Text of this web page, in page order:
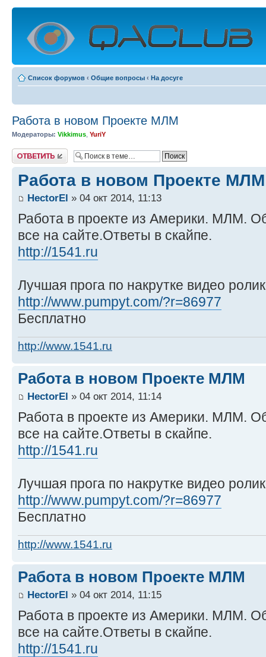
Список форумов ‹ Общие вопросы ‹ На досуге
Работа в новом Проекте МЛМ
Модераторы: Vikkimus YuriY
Ответить
Работа в новом Проекте МЛМ
HectorEl » 04 окт 2014, 11:13
Работа в проекте из Америки. МЛМ.
все на сайте.Ответы в скайпе.
http://1541.ru
Лучшая прога по накрутке видео
http://www.pumpyt.com/?r=86977
Бесплатно
http://www.1541.ru
Работа в новом Проекте МЛМ
HectorEl » 04 окт 2014, 11:14
Работа в проекте из Америки. МЛМ.
все на сайте.Ответы в скайпе.
http://1541.ru
Лучшая прога по накрутке видео
http://www.pumpyt.com/?r=86977
Бесплатно
http://www.1541.ru
Работа в новом Проекте МЛМ
HectorEl » 04 окт 2014, 11:15
Работа в проекте из Америки. МЛМ.
все на сайте.Ответы в скайпе.
http://1541.ru